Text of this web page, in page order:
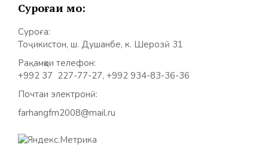
Суроғаи мо:
Суроға:
Тоҷикистон, ш. Душанбе, к. Шерозӣ 31
Рақамҳои телефон:
+992 37 227-77-27, +992 934-83-36-36
Почтаи электронӣ:
farhangfm2008@mail.ru